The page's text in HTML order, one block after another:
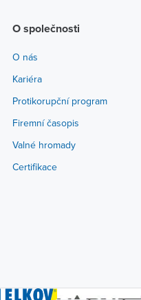
O společnosti
O nás
Kariéra
Protikorupční program
Firemní časopis
Valné hromady
Certifikace